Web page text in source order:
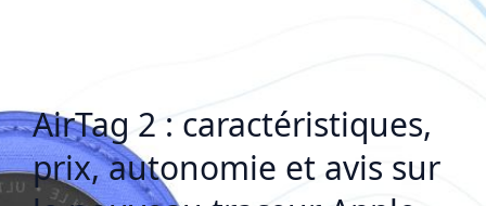
AirTag 2 : caractéristiques,
prix, autonomie et avis sur